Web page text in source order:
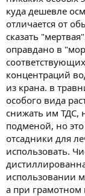
куда дешевле
отличается от
сказать
оправдано в
концентраций
из крана. в
особого вида
снижать им ТДС,
подменой, но
отсадники для
использовать.
использовании
а при грамотном